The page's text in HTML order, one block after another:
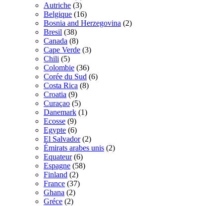
Autriche (3)
Belgique (16)
Bosnia and Herzegovina (2)
Bresil (38)
Canada (8)
Cape Verde (3)
Chili (5)
Colombie (36)
Corée du Sud (6)
Costa Rica (8)
Croatia (9)
Curaçao (5)
Danemark (1)
Ecosse (9)
Egypte (6)
El Salvador (2)
Émirats arabes unis (2)
Equateur (6)
Espagne (58)
Finland (2)
France (37)
Ghana (2)
Gréce (2)